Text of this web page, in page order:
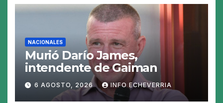
NACIONALES
Murió Darío James,
intendente de Gaiman
6 AGOSTO, 2026 INFO ECHEVERRIA